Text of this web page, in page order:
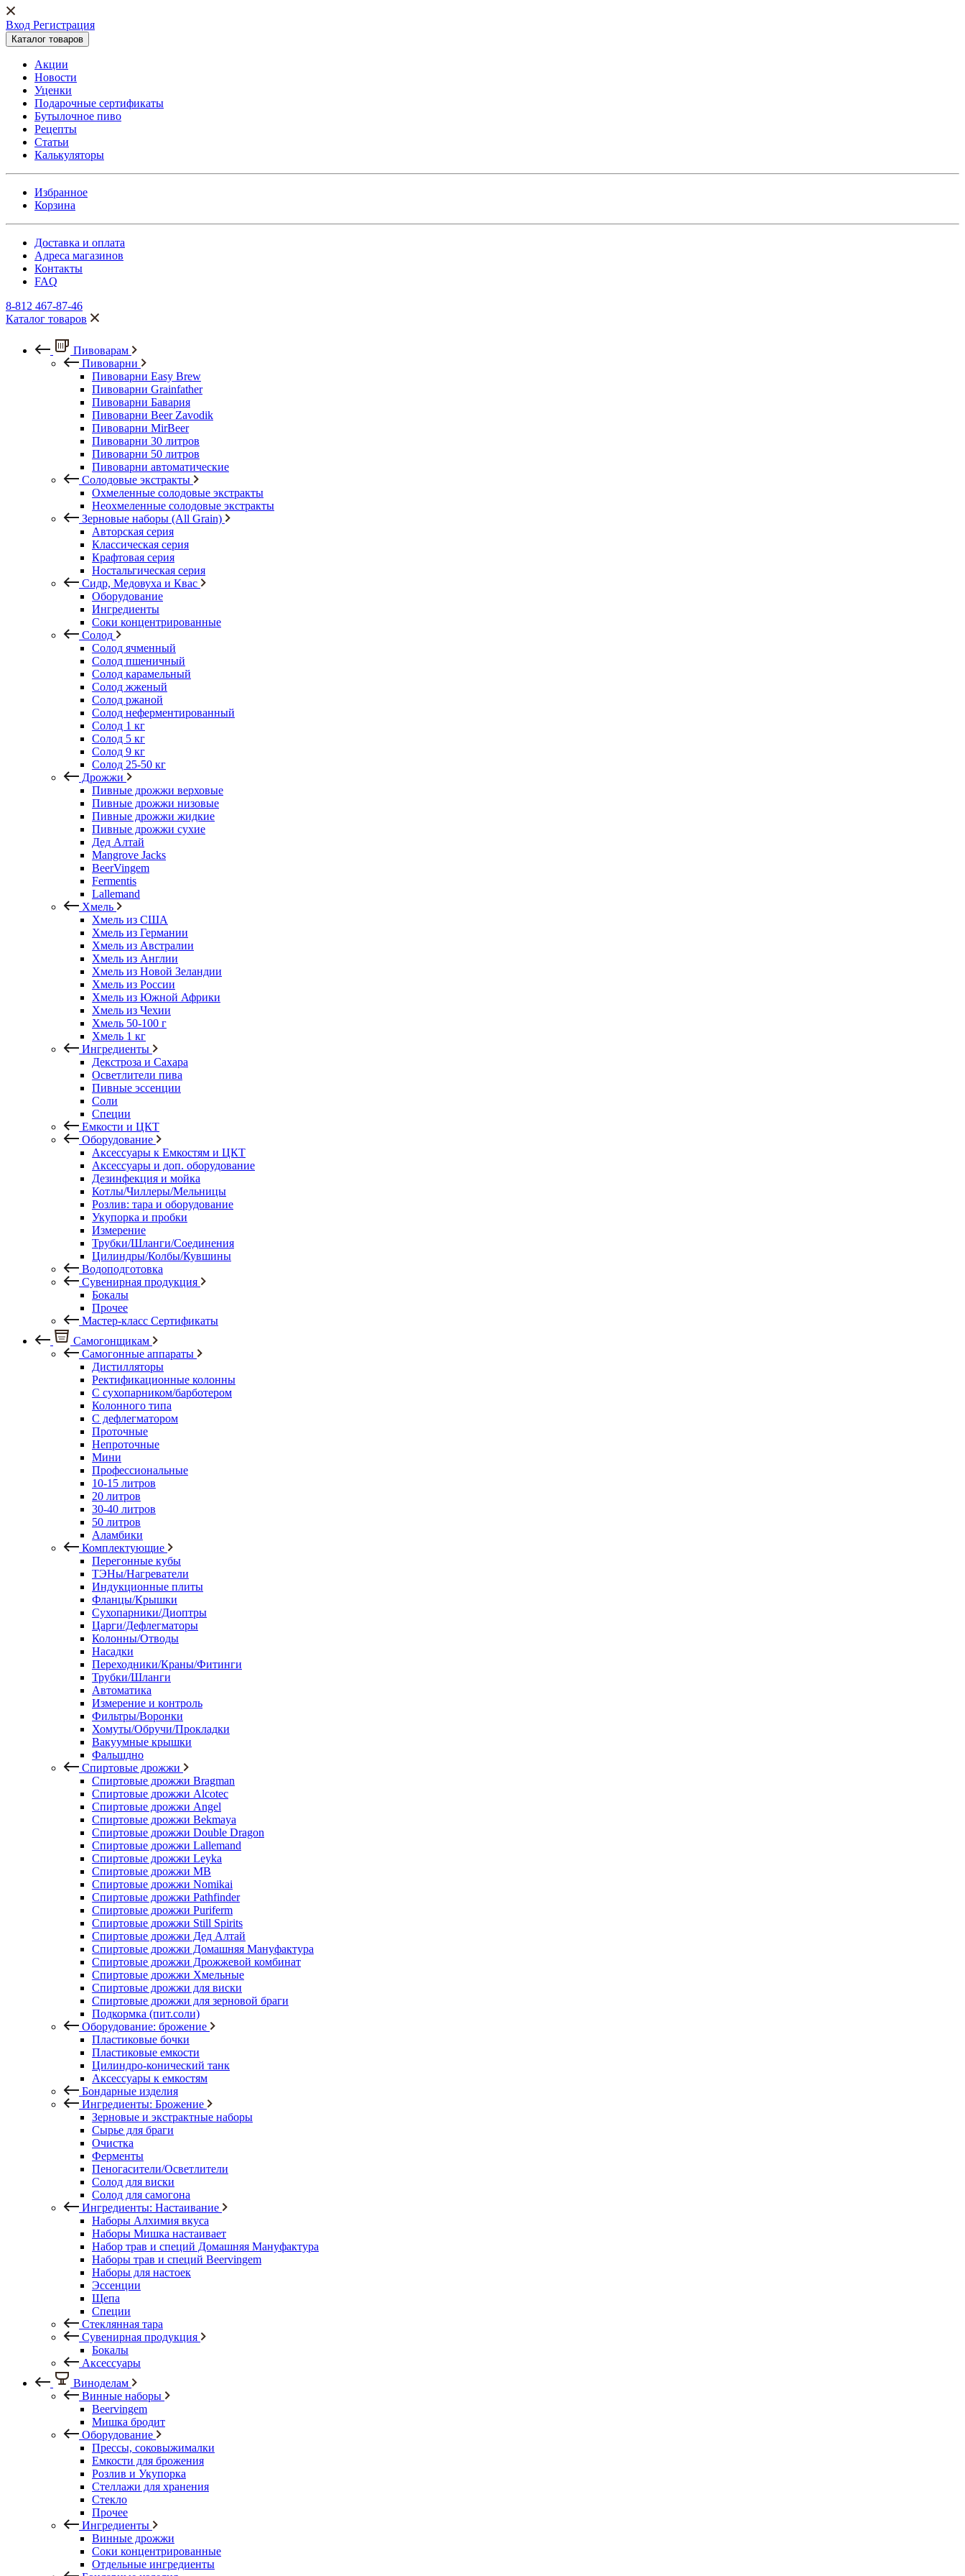
Вход Регистрация
Каталог товаров
Акции
Новости
Уценки
Подарочные сертификаты
Бутылочное пиво
Рецепты
Статьи
Калькуляторы
Избранное
Корзина
Доставка и оплата
Адреса магазинов
Контакты
FAQ
8-812 467-87-46
Каталог товаров
Пивоварам
Пивоварни
Пивоварни Easy Brew
Пивоварни Grainfather
Пивоварни Бавария
Пивоварни Beer Zavodik
Пивоварни MirBeer
Пивоварни 30 литров
Пивоварни 50 литров
Пивоварни автоматические
Солодовые экстракты
Охмеленные солодовые экстракты
Неохмеленные солодовые экстракты
Зерновые наборы (All Grain)
Авторская серия
Классическая серия
Крафтовая серия
Ностальгическая серия
Сидр, Медовуха и Квас
Оборудование
Ингредиенты
Соки концентрированные
Солод
Солод ячменный
Солод пшеничный
Солод карамельный
Солод жженый
Солод ржаной
Солод неферментированный
Солод 1 кг
Солод 5 кг
Солод 9 кг
Солод 25-50 кг
Дрожжи
Пивные дрожжи верховые
Пивные дрожжи низовые
Пивные дрожжи жидкие
Пивные дрожжи сухие
Дед Алтай
Mangrove Jacks
BeerVingem
Fermentis
Lallemand
Хмель
Хмель из США
Хмель из Германии
Хмель из Австралии
Хмель из Англии
Хмель из Новой Зеландии
Хмель из России
Хмель из Южной Африки
Хмель из Чехии
Хмель 50-100 г
Хмель 1 кг
Ингредиенты
Декстроза и Сахара
Осветлители пива
Пивные эссенции
Соли
Специи
Емкости и ЦКТ
Оборудование
Аксессуары к Емкостям и ЦКТ
Аксессуары и доп. оборудование
Дезинфекция и мойка
Котлы/Чиллеры/Мельницы
Розлив: тара и оборудование
Укупорка и пробки
Измерение
Трубки/Шланги/Соединения
Цилиндры/Колбы/Кувшины
Водоподготовка
Сувенирная продукция
Бокалы
Прочее
Мастер-класс Сертификаты
Самогонщикам
Самогонные аппараты
Дистилляторы
Ректификационные колонны
С сухопарником/барботером
Колонного типа
С дефлегматором
Проточные
Непроточные
Мини
Профессиональные
10-15 литров
20 литров
30-40 литров
50 литров
Аламбики
Комплектующие
Перегонные кубы
ТЭНы/Нагреватели
Индукционные плиты
Фланцы/Крышки
Сухопарники/Диоптры
Царги/Дефлегматоры
Колонны/Отводы
Насадки
Переходники/Краны/Фитинги
Трубки/Шланги
Автоматика
Измерение и контроль
Фильтры/Воронки
Хомуты/Обручи/Прокладки
Вакуумные крышки
Фальшдно
Спиртовые дрожжи
Спиртовые дрожжи Bragman
Спиртовые дрожжи Alcotec
Спиртовые дрожжи Angel
Спиртовые дрожжи Bekmaya
Спиртовые дрожжи Double Dragon
Спиртовые дрожжи Lallemand
Спиртовые дрожжи Leyka
Спиртовые дрожжи MB
Спиртовые дрожжи Nomikai
Спиртовые дрожжи Pathfinder
Спиртовые дрожжи Puriferm
Спиртовые дрожжи Still Spirits
Спиртовые дрожжи Дед Алтай
Спиртовые дрожжи Домашняя Мануфактура
Спиртовые дрожжи Дрожжевой комбинат
Спиртовые дрожжи Хмельные
Спиртовые дрожжи для виски
Спиртовые дрожжи для зерновой браги
Подкормка (пит.соли)
Оборудование: брожение
Пластиковые бочки
Пластиковые емкости
Цилиндро-конический танк
Аксессуары к емкостям
Бондарные изделия
Ингредиенты: Брожение
Зерновые и экстрактные наборы
Сырье для браги
Очистка
Ферменты
Пеногасители/Осветлители
Солод для виски
Солод для самогона
Ингредиенты: Настаивание
Наборы Алхимия вкуса
Наборы Мишка настаивает
Набор трав и специй Домашняя Мануфактура
Наборы трав и специй Beervingem
Наборы для настоек
Эссенции
Щепа
Специи
Стеклянная тара
Сувенирная продукция
Бокалы
Аксессуары
Виноделам
Винные наборы
Beervingem
Мишка бродит
Оборудование
Прессы, соковыжималки
Емкости для брожения
Розлив и Укупорка
Стеллажи для хранения
Стекло
Прочее
Ингредиенты
Винные дрожжи
Соки концентрированные
Отдельные ингредиенты